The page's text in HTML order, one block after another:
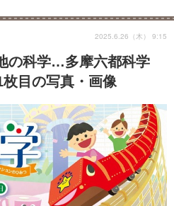
の科学…多摩六都科学
目の写真・画像
2025.6.26（木） 9:15